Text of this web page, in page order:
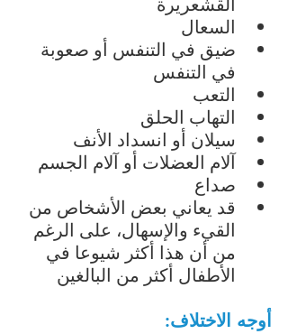
السعال
ضيق في التنفس أو صعوبة
في التنفس
التعب
التهاب الحلق
سيلان أو انسداد الأنف
آلام العضلات أو آلام الجسم
صداع
قد يعاني بعض الأشخاص من
القيء والإسهال، على الرغم
من أن هذا أكثر شيوعا في
الأطفال أكثر من البالغين
أوجه الاختلاف: